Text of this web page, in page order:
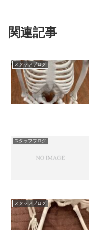
関連記事
スタッフブログ
スタッフブログ
スタッフブログ